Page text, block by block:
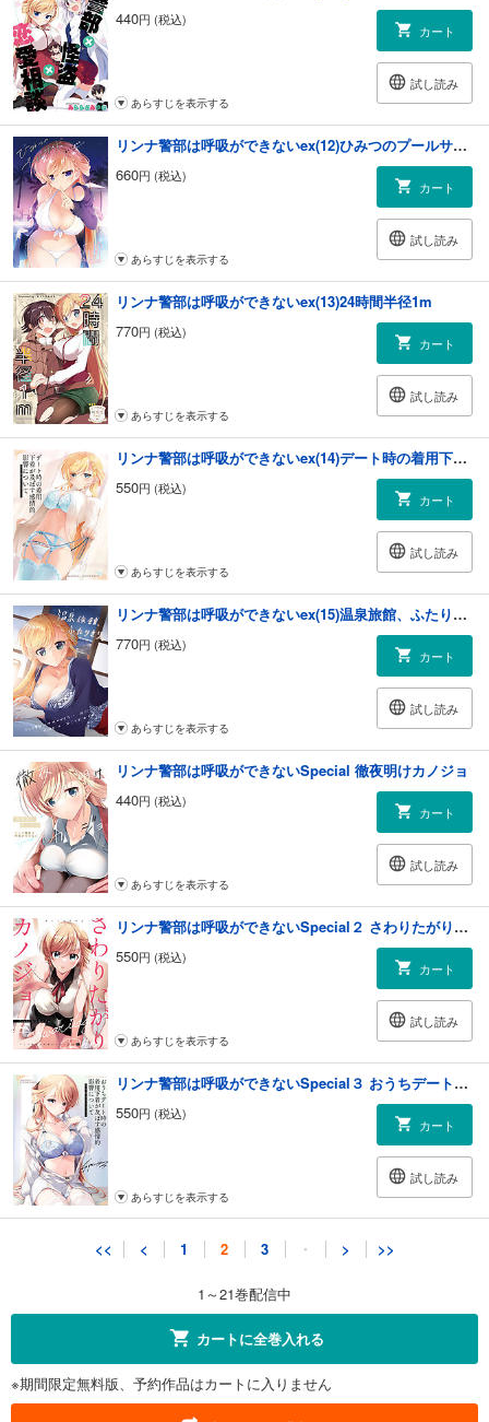
440円 (税込)
カート
試し読み
あらすじを表示する
リンナ警部は呼吸ができないex(12)ひみつのプールサイド
660円 (税込)
カート
試し読み
あらすじを表示する
リンナ警部は呼吸ができないex(13)24時間半径1m
770円 (税込)
カート
試し読み
あらすじを表示する
リンナ警部は呼吸ができないex(14)デート時の着用下着が及ぼす感情的影響について
550円 (税込)
カート
試し読み
あらすじを表示する
リンナ警部は呼吸ができないex(15)温泉旅館、ふたりきり。
770円 (税込)
カート
試し読み
あらすじを表示する
リンナ警部は呼吸ができないSpecial 徹夜明けカノジョ
440円 (税込)
カート
試し読み
あらすじを表示する
リンナ警部は呼吸ができないSpecial２ さわりたがりカノジョ
550円 (税込)
カート
試し読み
あらすじを表示する
リンナ警部は呼吸ができないSpecial３ おうちデート時の着用下着が及ぼす感情的影響について
550円 (税込)
カート
試し読み
あらすじを表示する
リンナ警部は呼吸ができないSpecial４ メイドカノジョ
あらすじを表示する
<< < 1 2 3 ・ > >>
1～21巻配信中
カートに全巻入れる
※期間限定無料版、予約作品はカートに入りません